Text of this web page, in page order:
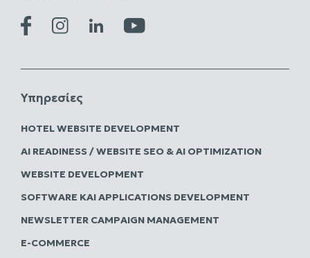
Υπηρεσίες
HOTEL WEBSITE DEVELOPMENT
AI READINESS / WEBSITE SEO & AI OPTIMIZATION
WEBSITE DEVELOPMENT
SOFTWARE ΚΑΙ APPLICATIONS DEVELOPMENT
NEWSLETTER CAMPAIGN MANAGEMENT
E-COMMERCE